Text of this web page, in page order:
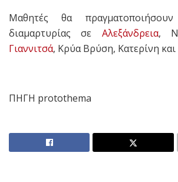
Μαθητές θα πραγματοποιήσουν
διαμαρτυρίας σε Αλεξάνδρεια,
Γιαννιτσά, Κρύα Βρύση, Κατερίνη και
ΠΗΓΗ protothema